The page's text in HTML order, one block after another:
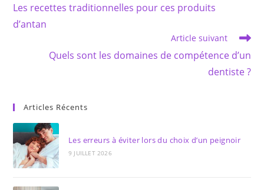
articles
Les recettes traditionnelles pour ces produits
d’antan
Article suivant
Quels sont les domaines de compétence d’un
dentiste ?
Articles Récents
Les erreurs à éviter lors du choix d’un peignoir
9 JUILLET 2026